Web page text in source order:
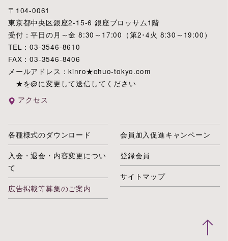
〒104-0061
東京都中央区銀座2-15-6 銀座ブロッサム1階
受付：平日の月～金 8:30～17:00（第2･4火 8:30～19:00）
TEL：03-3546-8610
FAX：03-3546-8406
メールアドレス：kinro★chuo-tokyo.com
★を@に変更して送信してください
アクセス
各種様式のダウンロード
入会・退会・内容変更につい
て
広告掲載等募集のご案内
会員加入促進キャンペーン
登録会員
サイトマップ